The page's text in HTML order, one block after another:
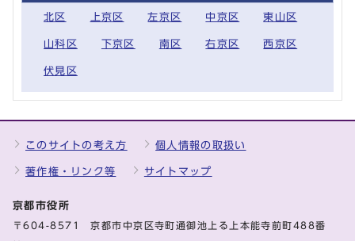
北区 上京区 左京区 中京区 東山区
山科区 下京区 南区 右京区 西京区
伏見区
このサイトの考え方 個人情報の取扱い
著作権・リンク等 サイトマップ
京都市役所
〒604-8571 京都市中京区寺町通御池上る上本能寺前町488番